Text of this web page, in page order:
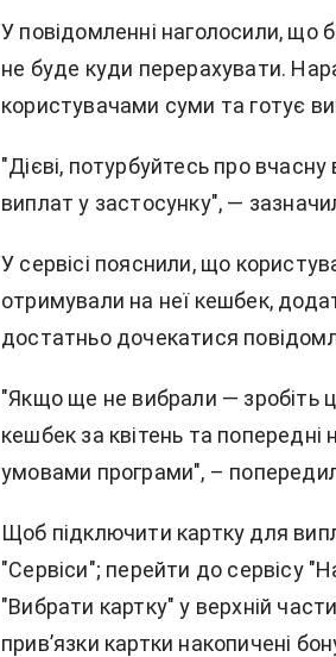
У повідомленні наголосили, що
не буде куди перерахувати.
користувачами суми та готує
"Дієві, потурбуйтесь про
виплат у застосунку", —
У сервісі пояснили, що
отримували на неї кешбек,
достатньо дочекатися
"Якщо ще не вибрали — зробіть
кешбек за квітень та
умовами програми", –
Щоб підключити картку для
"Сервіси"; перейти до сервісу
"Вибрати картку" у верхній
прив’язки картки накопичені